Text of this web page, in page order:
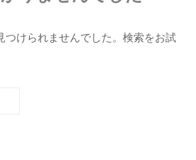
つけられませんでした。検索をお試